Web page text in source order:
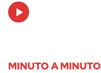
Audio
Player
MINUTO A MINUTO